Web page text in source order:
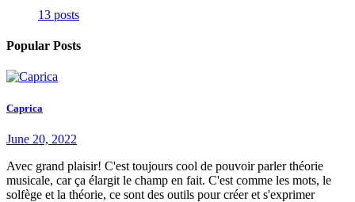
13 posts
Popular Posts
Caprica
June 20, 2022
Avec grand plaisir! C'est toujours cool de pouvoir parler théorie
musicale, car ça élargit le champ en fait. C'est comme les mots, le
solfège et la théorie, ce sont des outils pour créer et s'exprimer